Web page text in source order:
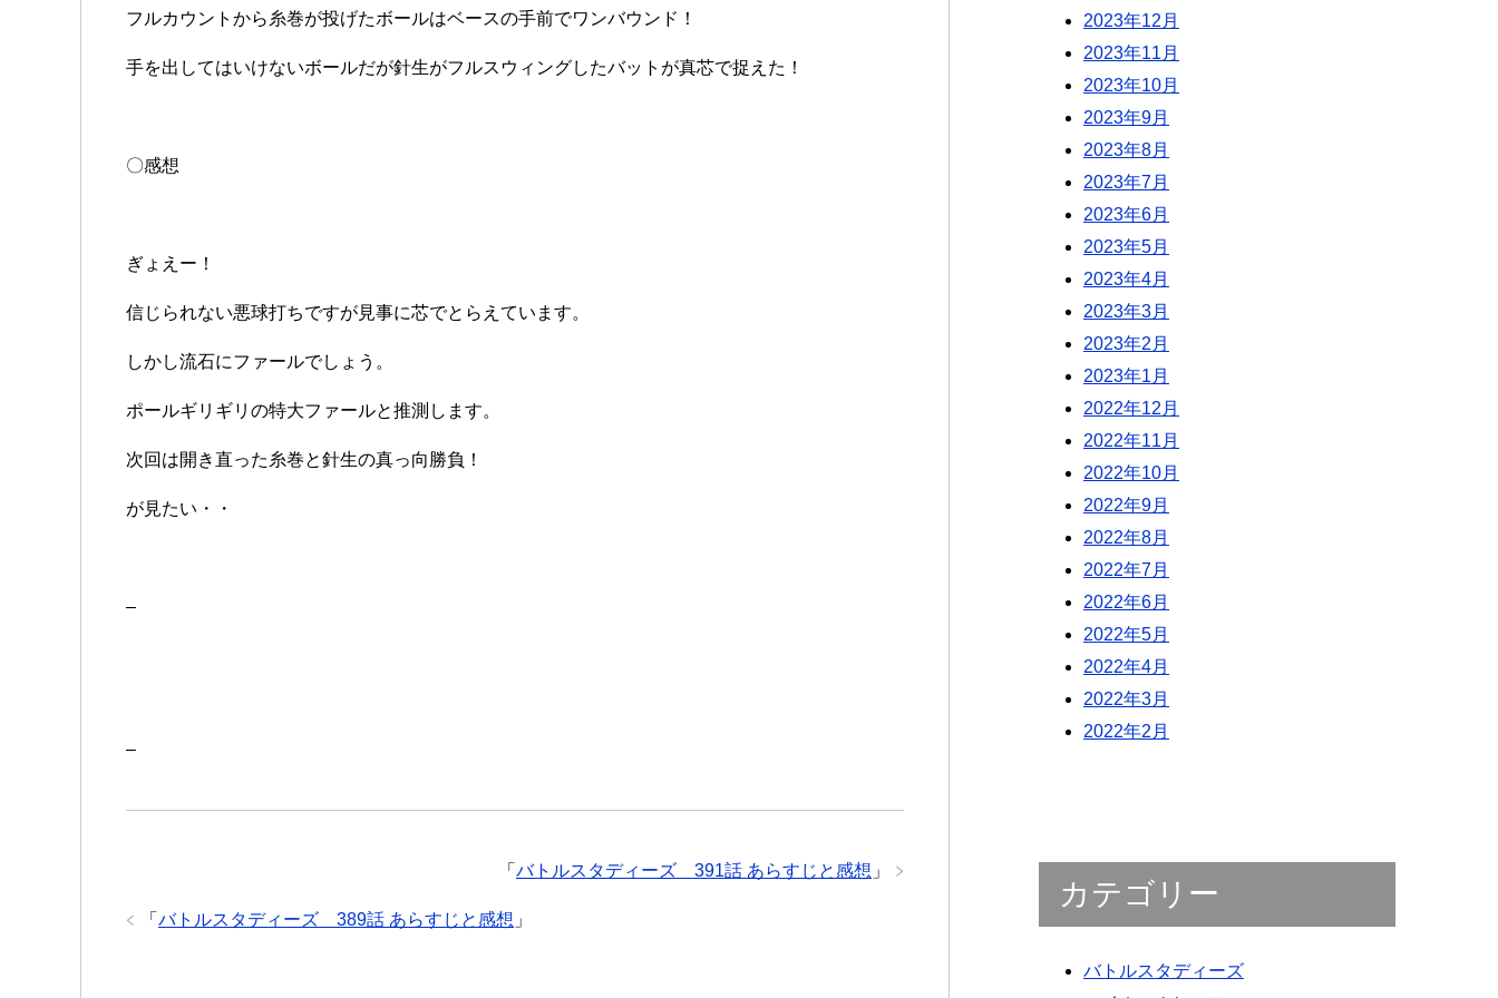
フルカウントから糸巻が投げたボールはベースの手前でワンバウンド！
手を出してはいけないボールだが針生がフルスウィングしたバットが真芯で捉えた！
〇感想
ぎょえー！
信じられない悪球打ちですが見事に芯でとらえています。
しかし流石にファールでしょう。
ポールギリギリの特大ファールと推測します。
次回は開き直った糸巻と針生の真っ向勝負！
が見たい・・
–
–
「 バトルスタディーズ 391話 あらすじと感想 」
「 バトルスタディーズ 389話 あらすじと感想 」
2023年12月
2023年11月
2023年10月
2023年9月
2023年8月
2023年7月
2023年6月
2023年5月
2023年4月
2023年3月
2023年2月
2023年1月
2022年12月
2022年11月
2022年10月
2022年9月
2022年8月
2022年7月
2022年6月
2022年5月
2022年4月
2022年3月
2022年2月
カテゴリー
バトルスタディーズ